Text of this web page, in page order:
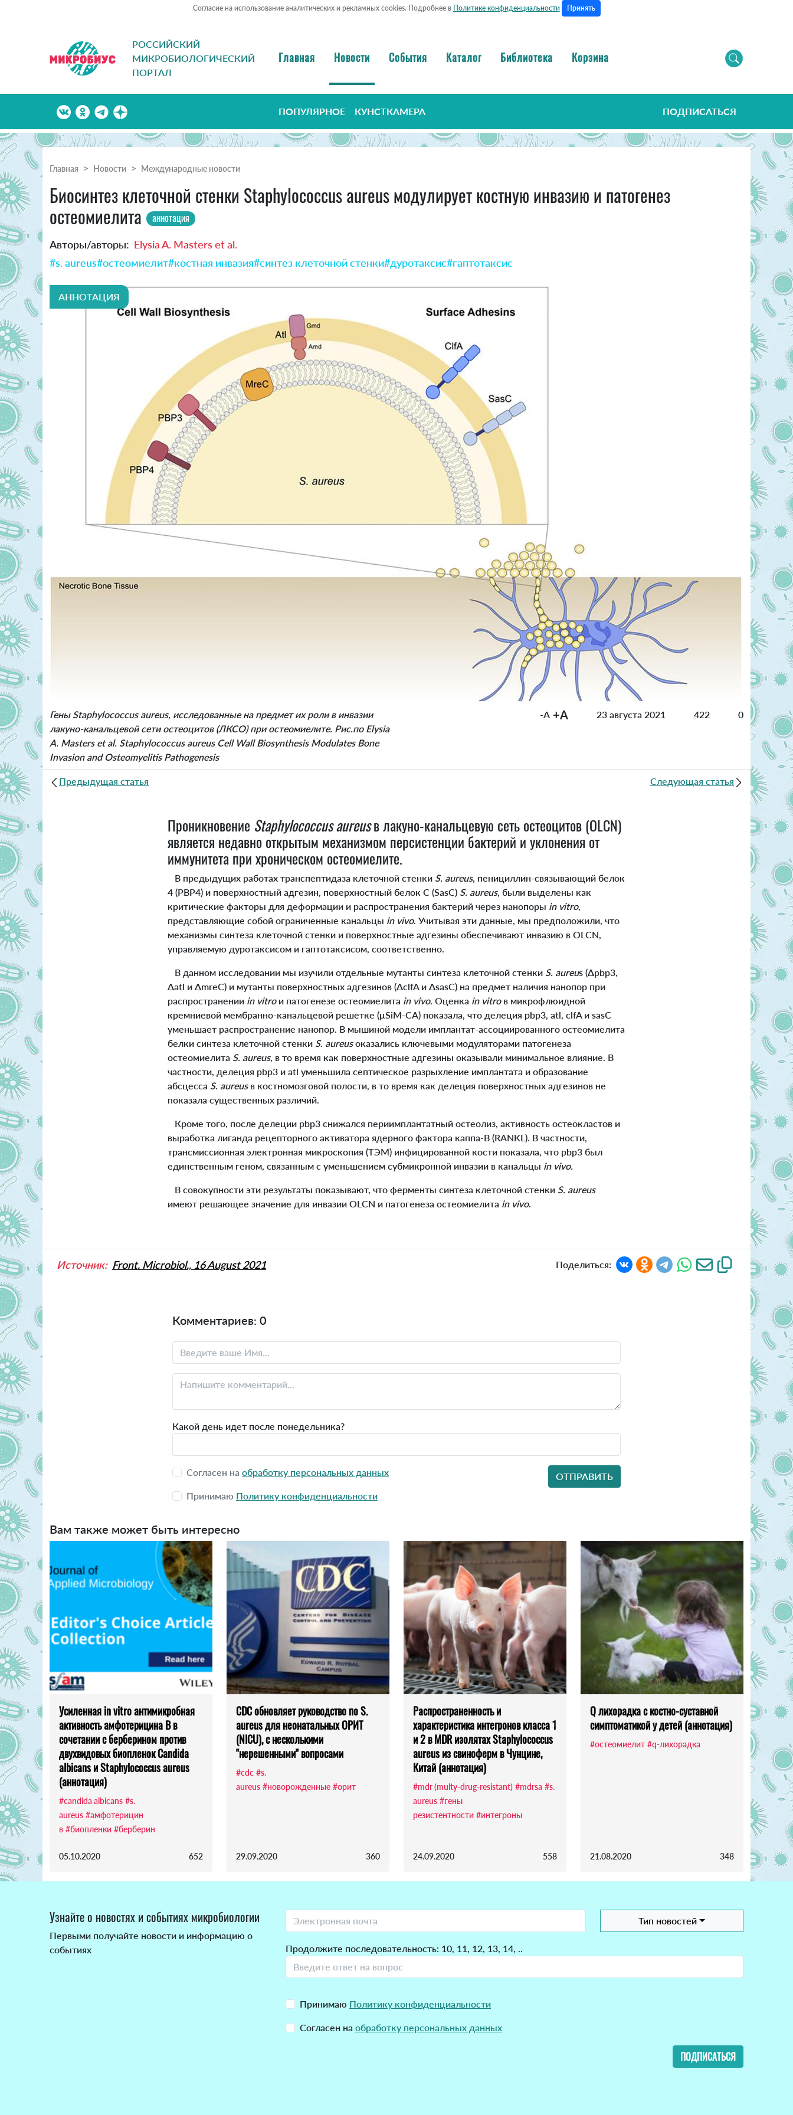
Согласие на использование аналитических и рекламных cookies. Подробнее в Политике конфиденциальности Принять
РОССИЙСКИЙ
МИКРОБИОЛОГИЧЕСКИЙ
ПОРТАЛ
Главная Новости События Каталог Библиотека Корзина
ПОПУЛЯРНОЕ КУНСТКАМЕРА ПОДПИСАТЬСЯ
Главная Новости Международные новости
Биосинтез клеточной стенки Staphylococcus aureus модулирует костную инвазию и патогенез
остеомиелита
аннотация
Авторы/авторы: Elysia A. Masters et al.
#s. aureus#остеомиелит#костная инвазия#синтез клеточной стенки#дуротаксис#гаптотаксис
АННОТАЦИЯ
Гены Staphylococcus aureus, исследованные на предмет их роли в инвазии
лакуно-канальцевой сети остеоцитов (ЛКСО) при остеомиелите. Рис.по Elysia
A. Masters et al. Staphylococcus aureus Cell Wall Biosynthesis Modulates Bone
Invasion and Osteomyelitis Pathogenesis
-A +A 23 августа 2021 422 0
Предыдущая статья Следующая статья
Проникновение Staphylococcus aureusв лакуно-канальцевую сеть остеоцитов (OLCN)
является недавно открытым механизмом персистенции бактерий и уклонения от
иммунитета при хроническом остеомиелите.
В предыдущих работах транспептидаза клеточной стенки S. aureus, пенициллин-связывающий белок
4 (PBP4) и поверхностный адгезин, поверхностный белок C (SasC) S. aureus, были выделены как
критические факторы для деформации и распространения бактерий через нанопоры in vitro,
представляющие собой ограниченные канальцы in vivo. Учитывая эти данные, мы предположили, что
механизмы синтеза клеточной стенки и поверхностные адгезины обеспечивают инвазию в OLCN,
управляемую дуротаксисом и гаптотаксисом, соответственно.
В данном исследовании мы изучили отдельные мутанты синтеза клеточной стенки S. aureus (Δpbp3,
Δatl и ΔmreC) и мутанты поверхностных адгезинов (ΔclfA и ΔsasC) на предмет наличия нанопор при
распространении in vitroи патогенезе остеомиелита in vivo. Оценка in vitroв микрофлюидной
кремниевой мембранно-канальцевой решетке (μSiM-CA) показала, что делеция pbp3, atl, clfA и sasC
уменьшает распространение нанопор. В мышиной модели имплантат-ассоциированного остеомиелита
белки синтеза клеточной стенки S. aureusоказались ключевыми модуляторами патогенеза
остеомиелита S. aureus, в то время как поверхностные адгезины оказывали минимальное влияние. В
частности, делеция pbp3 и atl уменьшила септическое разрыхление имплантата и образование
абсцесса S. aureusв костномозговой полости, в то время как делеция поверхностных адгезинов не
показала существенных различий.
Кроме того, после делеции pbp3 снижался периимплантатный остеолиз, активность остеокластов и
выработка лиганда рецепторного активатора ядерного фактора каппа-B (RANKL). В частности,
трансмиссионная электронная микроскопия (ТЭМ) инфицированной кости показала, что pbp3 был
единственным геном, связанным с уменьшением субмикронной инвазии в канальцы in vivo.
В совокупности эти результаты показывают, что ферменты синтеза клеточной стенки S. aureus
имеют решающее значение для инвазии OLCN и патогенеза остеомиелита in vivo.
Источник: Front. Microbiol., 16 August 2021 Поделиться:
Комментариев: 0
Какой день идет после понедельника?
Согласен на обработку персональных данных
Принимаю Политику конфиденциальности
Вам также может быть интересно
Усиленная in vitro антимикробная
активность амфотерицина B в
сочетании с берберином против
двухвидовых биопленок Candida
albicans и Staphylococcus aureus
(аннотация)
#candida albicans #s.
aureus #амфотерицин
в #биопленки #берберин
05.10.2020 652
CDC обновляет руководство по S.
aureus для неонатальных ОРИТ
(NICU), с несколькими
"нерешенными" вопросами
#cdc #s.
aureus #новорожденные #орит
29.09.2020 360
Распространенность и
характеристика интегронов класса 1
и 2 в MDR изолятах Staphylococcus
aureus из свиноферм в Чунцине,
Китай (аннотация)
#mdr (multy-drug-resistant) #mdrsa #s.
aureus #гены
резистентности #интегроны
24.09.2020 558
Q лихорадка с костно-суставной
симптоматикой у детей (аннотация)
#остеомиелит #q-лихорадка
21.08.2020 348
Узнайте о новостях и событиях микробиологии
Первыми получайте новости и информацию о
событиях
Тип новостей
Продолжите последовательность: 10, 11, 12, 13, 14, ..
Принимаю Политику конфиденциальности
Согласен на обработку персональных данных
ПОДПИСАТЬСЯ